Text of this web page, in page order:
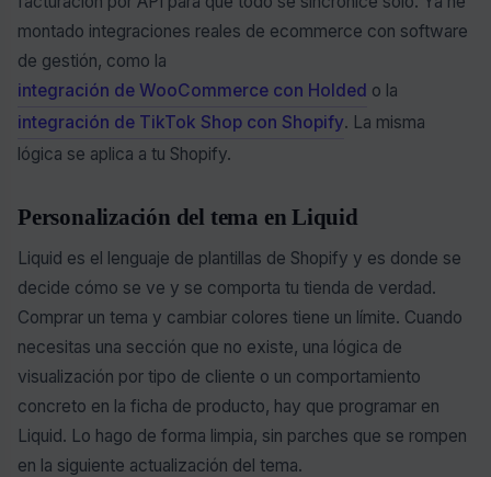
montado integraciones reales de ecommerce con software
de gestión, como la
integración de WooCommerce con Holded o la
integración de TikTok Shop con Shopify. La misma
lógica se aplica a tu Shopify.
Personalización del tema en Liquid
Liquid es el lenguaje de plantillas de Shopify y es donde se
decide cómo se ve y se comporta tu tienda de verdad.
Comprar un tema y cambiar colores tiene un límite. Cuando
necesitas una sección que no existe, una lógica de
visualización por tipo de cliente o un comportamiento
concreto en la ficha de producto, hay que programar en
Liquid. Lo hago de forma limpia, sin parches que se rompen
en la siguiente actualización del tema.